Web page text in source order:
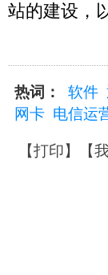
站的建设，
热词： 软件
网卡 电信运
【打印】【